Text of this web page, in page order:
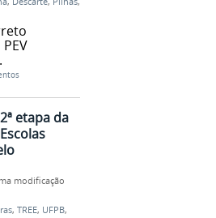
etapa da
modificação
, TREE, UFPB,